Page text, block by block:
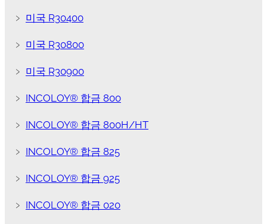
﹥ 미국 R30400
﹥ 미국 R30800
﹥ 미국 R30900
﹥ INCOLOY® 합금 800
﹥ INCOLOY® 합금 800H/HT
﹥ INCOLOY® 합금 825
﹥ INCOLOY® 합금 925
﹥ INCOLOY® 합금 020